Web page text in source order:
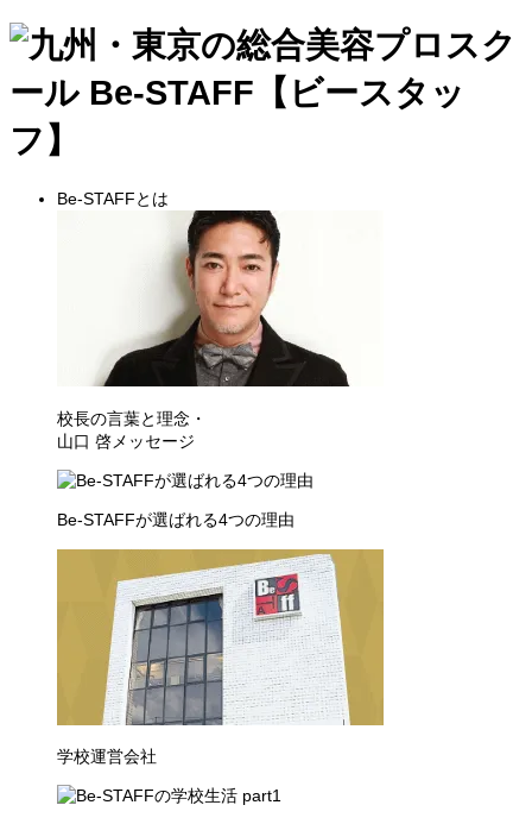
Be-STAFFとは
校長の言葉と理念・
山口 啓メッセージ
Be-STAFFが選ばれる4つの理由
学校運営会社